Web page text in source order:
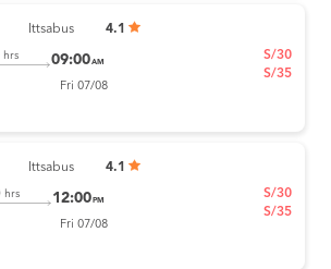
Ittsabus 4.1
hrs 09:00AM
Fri 07/08
S/30
S/35
Ittsabus 4.1
hrs 12:00 PM
Fri 07/08
S/30
S/35